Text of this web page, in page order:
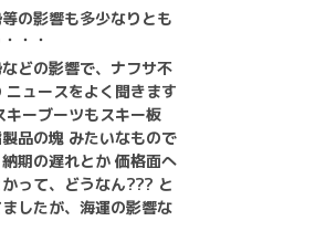
の影響も多少なりとも
・・
どの影響で、ナフサ不
ニュースをよく聞きます
キーブーツもスキー板
品の塊 みたいなもので
期の遅れとか 価格面へ
って、どうなん??? と
したが、海運の影響な